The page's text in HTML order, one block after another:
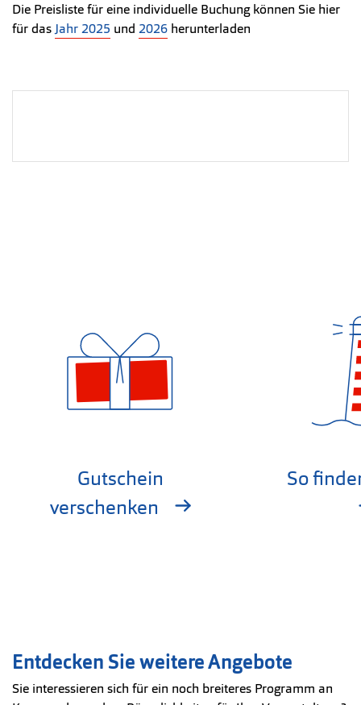
Die Preisliste für eine individuelle Buchung können Sie hier
für das Jahr 2025 und 2026 herunterladen
Gutschein
verschenken
So
Entdecken Sie weitere Angebote
Sie interessieren sich für ein noch breiteres Programm an